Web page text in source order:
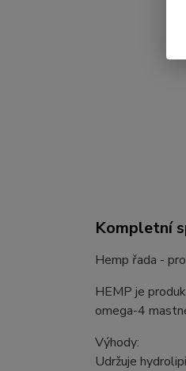
Kompletní
Hemp řada -
HEMP je
omega-4
Výhody:
Udržuje